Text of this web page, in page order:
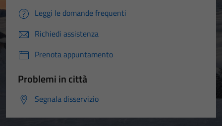
Leggi le domande frequenti
Richiedi assistenza
Prenota appuntamento
Problemi in città
Segnala disservizio